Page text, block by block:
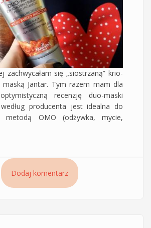
zachwycałam się „siostrzaną” krio-
maską Jantar. Tym razem mam dla
recenzję duo-maski
producenta jest idealna do
metodą OMO (odżywka, mycie,
wpis Duo-maska z wyciągiem z bursztynu do
włosów bardzo zniszczonych Jantar
Dodaj komentarz